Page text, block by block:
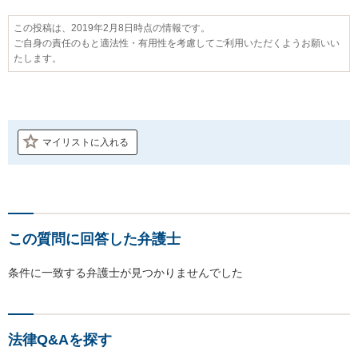
この投稿は、2019年2月8日時点の情報です。
ご自身の責任のもと適法性・有用性を考慮してご利用いただくようお願いい
たします。
マイリストに入れる
この質問に回答した弁護士
条件に一致する弁護士が見つかりませんでした
法律Q&Aを探す